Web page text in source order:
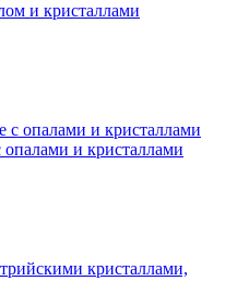
и кристаллами
и кристаллами